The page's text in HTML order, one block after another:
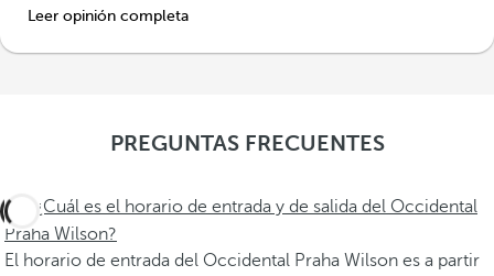
Leer opinión completa
PREGUNTAS FRECUENTES
¿Cuál es el horario de entrada y de salida del Occidental
Praha Wilson?
El horario de entrada del Occidental Praha Wilson es a partir